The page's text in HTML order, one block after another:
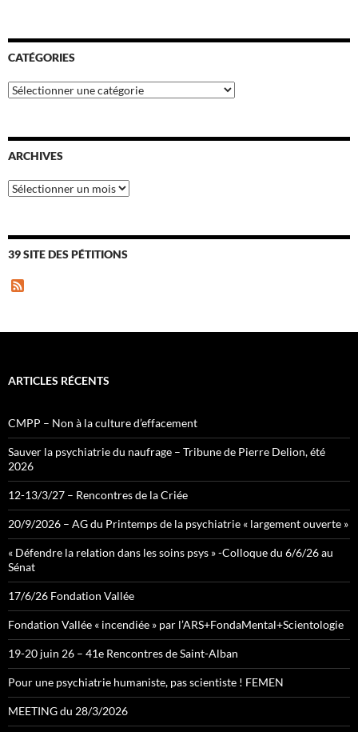
CATÉGORIES
Catégories
ARCHIVES
Archives
39 SITE DES PÉTITIONS
ARTICLES RÉCENTS
CMPP – Non à la culture d’effacement
Sauver la psychiatrie du naufrage – Tribune de Pierre Delion, été
2026
12-13/3/27 – Rencontres de la Criée
20/9/2026 – AG du Printemps de la psychiatrie « largement ouverte »
« Défendre la relation dans les soins psys » -Colloque du 6/6/26 au
Sénat
17/6/26 Fondation Vallée
Fondation Vallée « incendiée » par l’ARS+FondaMental+Scientologie
19-20 juin 26 – 41e Rencontres de Saint-Alban
Pour une psychiatrie humaniste, pas scientiste ! FEMEN
MEETING du 28/3/2026